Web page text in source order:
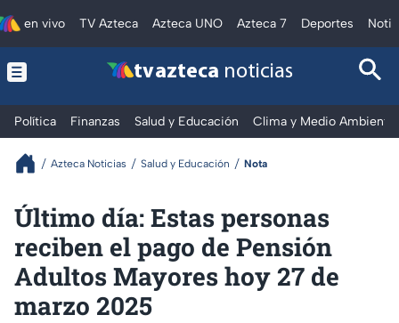
en vivo TV Azteca Azteca UNO Azteca 7 Deportes
tv azteca noticias
Política Finanzas Salud y Educación Clima y Medio Ambiente
Azteca Noticias Salud y Educación Nota
Último día: Estas personas
reciben el pago de Pensión
Adultos Mayores hoy 27 de
marzo 2025